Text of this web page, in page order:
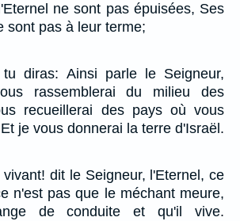
ne sont pas épuisées, Ses
sont pas à leur terme;
tu diras: Ainsi parle le Seigneur,
rassemblerai du milieu des
recueillerai des pays où vous
je vous donnerai la terre d'Israël.
dit le Seigneur, l'Eternel, ce
n'est pas que le méchant meure,
de conduite et qu'il vive.